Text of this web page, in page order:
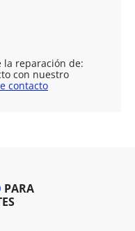
la reparación de:
con nuestro
contacto
PARA